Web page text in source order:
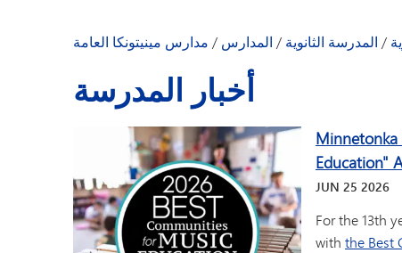
الإعلانات اليومية
أخبار المدرسة
نبذة عن المدرسة
دليل الموظفين
مدارس مينيتونكا العامة / المدارس / المدرسة الثانوية /
أخبار المدرسة
Education"
JUN 25 2026
For the 13th
with the Best